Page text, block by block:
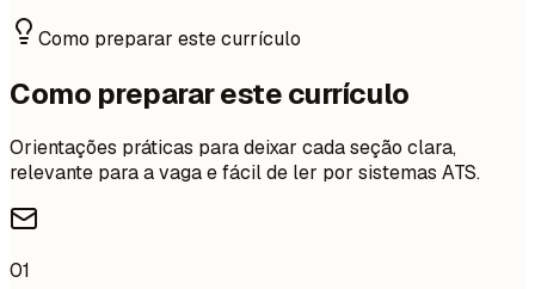
Como preparar este currículo
Como preparar este currículo
Orientações práticas para deixar cada seção clara,
relevante para a vaga e fácil de ler por sistemas ATS.
01